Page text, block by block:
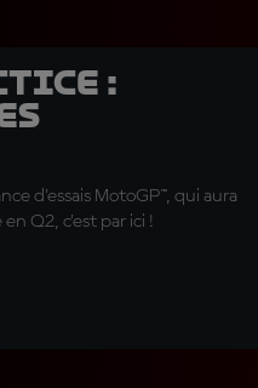
:
d'essais MotoGP™, qui aura
Q2, c'est par ici !